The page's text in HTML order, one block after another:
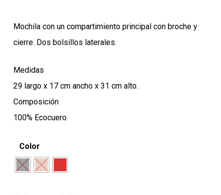
original
era:
$27.990.
actual
es:
$21.990.
Mochila con un compartimiento principal con broche y
cierre. Dos bolsillos laterales.
Medidas
29 largo x 17 cm ancho x 31 cm alto.
Composición
100% Ecocuero.
Color